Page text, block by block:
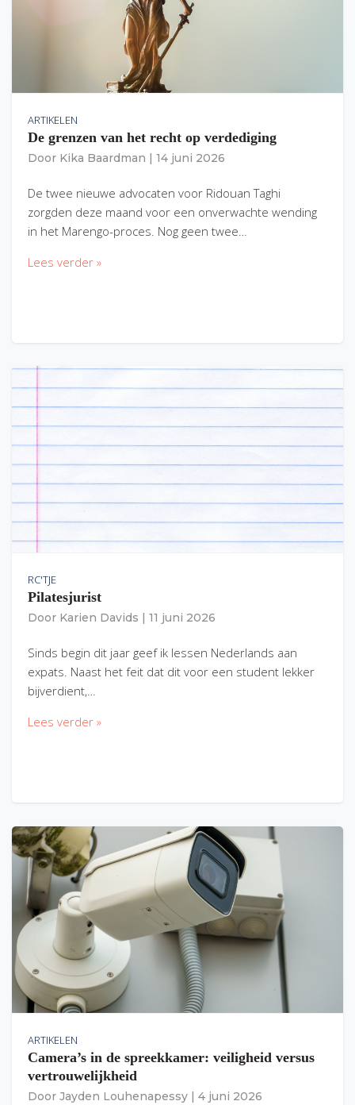
ARTIKELEN
De grenzen van het recht op verdediging
Door Kika Baardman 14 juni 2026
De twee nieuwe advocaten voor Ridouan Taghi
zorgden deze maand voor een onverwachte wending
in het Marengo-proces. Nog geen twee…
Lees verder »
RC'TJE
Pilatesjurist
Door Karien Davids 11 juni 2026
Sinds begin dit jaar geef ik lessen Nederlands aan
expats. Naast het feit dat dit voor een student lekker
bijverdient,…
Lees verder »
ARTIKELEN
Camera’s in de spreekkamer: veiligheid versus
vertrouwelijkheid
Door Jayden Louhenapessy 4 juni 2026